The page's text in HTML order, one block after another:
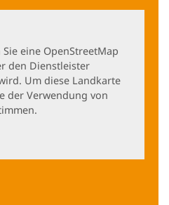
eine OpenStreetMap
den Dienstleister
Um diese Landkarte
der Verwendung von